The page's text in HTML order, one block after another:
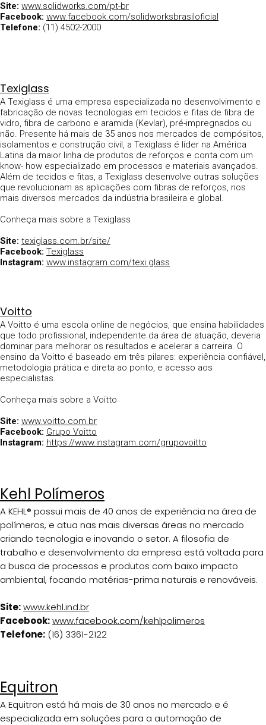
Site: www.solidworks.com/pt-br
Facebook: www.facebook.com/solidworksbrasiloficial
Telefone: (11) 4502-2000
Texiglass
A Texiglass é uma empresa especializada no desenvolvimento e
fabricação de novas tecnologias em tecidos e fitas de fibra de
vidro, fibra de carbono e aramida (Kevlar), pré-impregnados ou
não. Presente há mais de 35 anos nos mercados de compósitos,
isolamentos e construção civil, a Texiglass é líder na América
Latina da maior linha de produtos de reforços e conta com um
know- how especializado em processos e materiais avançados.
Além de tecidos e fitas, a Texiglass desenvolve outras soluções
que revolucionam as aplicações com fibras de reforços, nos
mais diversos mercados da indústria brasileira e global.
Conheça mais sobre a Texiglass
Site: texiglass.com.br/site/
Facebook: Texiglass
Instagram: www.instagram.com/texi.glass
Voitto
A Voitto é uma escola online de negócios, que ensina habilidades
que todo profissional, independente da área de atuação, deveria
dominar para melhorar os resultados e acelerar a carreira. O
ensino da Voitto é baseado em três pilares: experiência confiável,
metodologia prática e direta ao ponto, e acesso aos
especialistas.
Conheça mais sobre a Voitto
Site: www.voitto.com.br
Facebook: Grupo Voitto
Instagram: https://www.instagram.com/grupovoitto
Kehl Polímeros
A KEHL® possui mais de 40 anos de experiência na área de
polímeros, e atua nas mais diversas áreas no mercado
criando tecnologia e inovando o setor. A filosofia de
trabalho e desenvolvimento da empresa está voltada para
a busca de processos e produtos com baixo impacto
ambiental, focando matérias-prima naturais e renováveis.
Site:www.kehl.ind.br
Facebook:www.facebook.com/kehlpolimeros
Telefone: (16) 3361-2122
Equitron
A Equitron está há mais de 30 anos no mercado e é
especializada em soluções para a automação de